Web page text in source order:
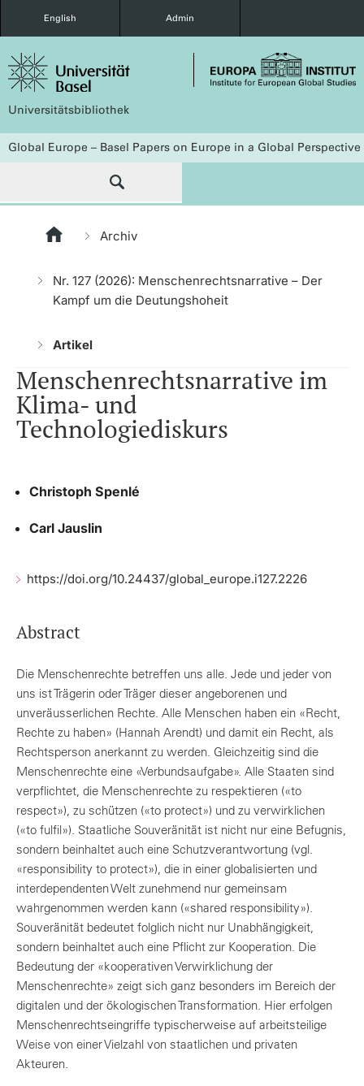
English Admin
Universitätsbibliothek
Global Europe – Basel Papers on Europe in a Global Perspective
Archiv
Nr. 127 (2026): Menschenrechtsnarrative – Der
Kampf um die Deutungshoheit
Artikel
Menschenrechtsnarrative im
Klima- und
Technologiediskurs
Christoph Spenlé
Carl Jauslin
https://doi.org/10.24437/global_europe.i127.2226
Abstract
Die Menschenrechte betreffen uns alle. Jede und jeder von
uns ist Trägerin oder Träger dieser angeborenen und
unveräusserlichen Rechte. Alle Menschen haben ein «Recht,
Rechte zu haben» (Hannah Arendt) und damit ein Recht, als
Rechtsperson anerkannt zu werden. Gleichzeitig sind die
Menschenrechte eine «Verbundsaufgabe». Alle Staaten sind
verpflichtet, die Menschenrechte zu respektieren («to
respect»), zu schützen («to protect») und zu verwirklichen
(«to fulfil»). Staatliche Souveränität ist nicht nur eine Befugnis,
sondern beinhaltet auch eine Schutzverantwortung (vgl.
«responsibility to protect»), die in einer globalisierten und
interdependenten Welt zunehmend nur gemeinsam
wahrgenommen werden kann («shared responsibility»).
Souveränität bedeutet folglich nicht nur Unabhängigkeit,
sondern beinhaltet auch eine Pflicht zur Kooperation. Die
Bedeutung der «kooperativen Verwirklichung der
Menschenrechte» zeigt sich ganz besonders im Bereich der
digitalen und der ökologischen Transformation. Hier erfolgen
Menschenrechtseingriffe typischerweise auf arbeitsteilige
Weise von einer Vielzahl von staatlichen und privaten
Akteuren.